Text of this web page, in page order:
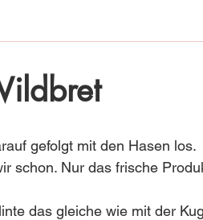
gefolgt mit den Hasen los.
schon. Nur das frische
das gleiche wie mit der